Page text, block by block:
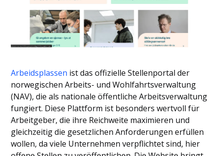
Arbeidsplassen ist das offizielle Stellenportal der
norwegischen Arbeits- und Wohlfahrtsverwaltung
(NAV), die als nationale öffentliche Arbeitsverwaltung
fungiert. Diese Plattform ist besonders wertvoll für
Arbeitgeber, die ihre Reichweite maximieren und
gleichzeitig die gesetzlichen Anforderungen erfüllen
wollen, da viele Unternehmen verpflichtet sind, hier